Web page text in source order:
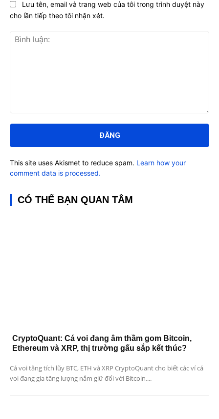
luận:
Lưu tên, email và trang web của tôi trong trình duyệt này
cho lần tiếp theo tôi nhận xét.
This site uses Akismet to reduce spam. Learn how your
comment data is processed.
CÓ THỂ BẠN QUAN TÂM
CryptoQuant: Cá voi đang âm thầm gom Bitcoin,
Ethereum và XRP, thị trường gấu sắp kết thúc?
Cá voi tăng tích lũy BTC, ETH và XRP CryptoQuant cho biết các ví cá
voi đang gia tăng lượng nắm giữ đối với Bitcoin,...